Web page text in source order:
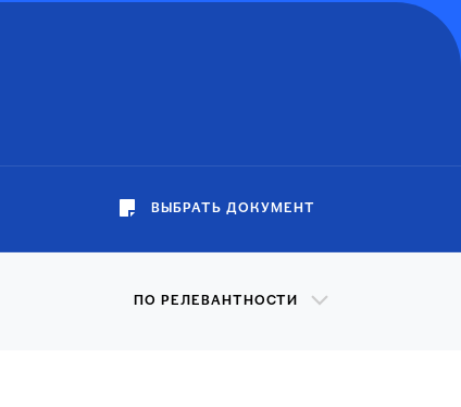
ВЫБРАТЬ ДОКУМЕНТ
ПО РЕЛЕВАНТНОСТИ